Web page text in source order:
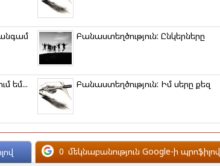
Բանաստեղծություն: Ընկերները
եմ... Բանաստեղծություն: Իմ սերը քեզ
0 մեկնաբանություն Google-ի պրոֆիլով